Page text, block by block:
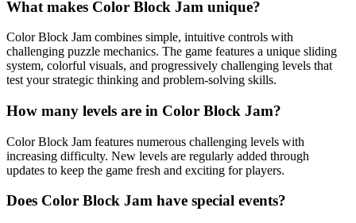
What makes Color Block Jam unique?
Color Block Jam combines simple, intuitive controls with
challenging puzzle mechanics. The game features a unique sliding
system, colorful visuals, and progressively challenging levels that
test your strategic thinking and problem-solving skills.
How many levels are in Color Block Jam?
Color Block Jam features numerous challenging levels with
increasing difficulty. New levels are regularly added through
updates to keep the game fresh and exciting for players.
Does Color Block Jam have special events?